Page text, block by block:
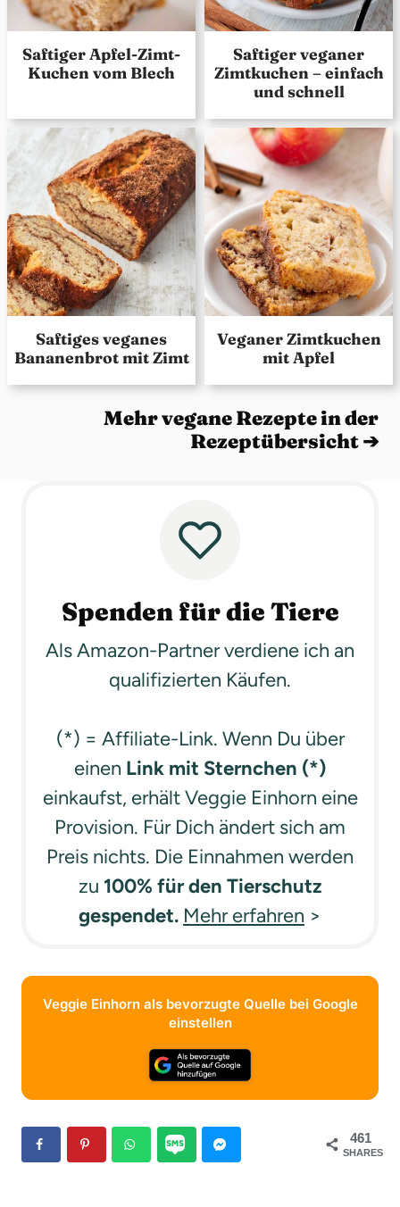
Saftiger Apfel-Zimt-
Kuchen vom Blech
Saftiger veganer
Zimtkuchen – einfach
und schnell
Saftiges veganes
Bananenbrot mit Zimt
Veganer Zimtkuchen
mit Apfel
Mehr vegane Rezepte in der
Rezeptübersicht ➔
Spenden für die Tiere
Als Amazon-Partner verdiene ich an
qualifizierten Käufen.
(*) = Affiliate-Link. Wenn Du über
einen Link mit Sternchen (*)
einkaufst, erhält Veggie Einhorn eine
Provision. Für Dich ändert sich am
Preis nichts. Die Einnahmen werden
zu 100% für den Tierschutz
gespendet. Mehr erfahren >
Veggie Einhorn als bevorzugte Quelle bei Google
einstellen
461
SHARES